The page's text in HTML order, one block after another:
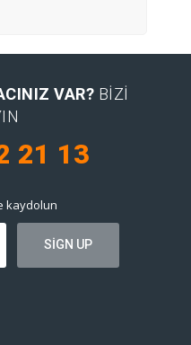
VAR? BIZI
21 13
kaydolun